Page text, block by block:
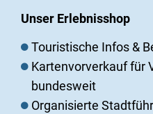
Unser Erlebnisshop
Touristische Infos &
Kartenvorverkauf für
bundesweit
Organisierte